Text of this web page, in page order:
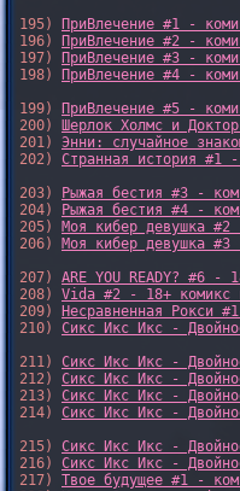
195)
ПриВлечение #1 -
196)
ПриВлечение #2 -
197)
ПриВлечение #3 -
198)
ПриВлечение #4 -
199)
ПриВлечение #5 -
200) Шерлок Холмс и
201) Энни: случайное
202) Странная история #1
203)
Рыжая бестия #3 -
204)
Рыжая бестия #4 -
205) Моя кибер девушка
206) Моя кибер девушка
207) ARE YOU READY? #6 -
208) Vida #2 - 18+ комикс
209)
Несравненная Рокси
210) Сикс Икс Икс -
211) Сикс Икс Икс -
212) Сикс Икс Икс -
213) Сикс Икс Икс -
214) Сикс Икс Икс -
215) Сикс Икс Икс -
216) Сикс Икс Икс -
217) Твое будущее #1 -